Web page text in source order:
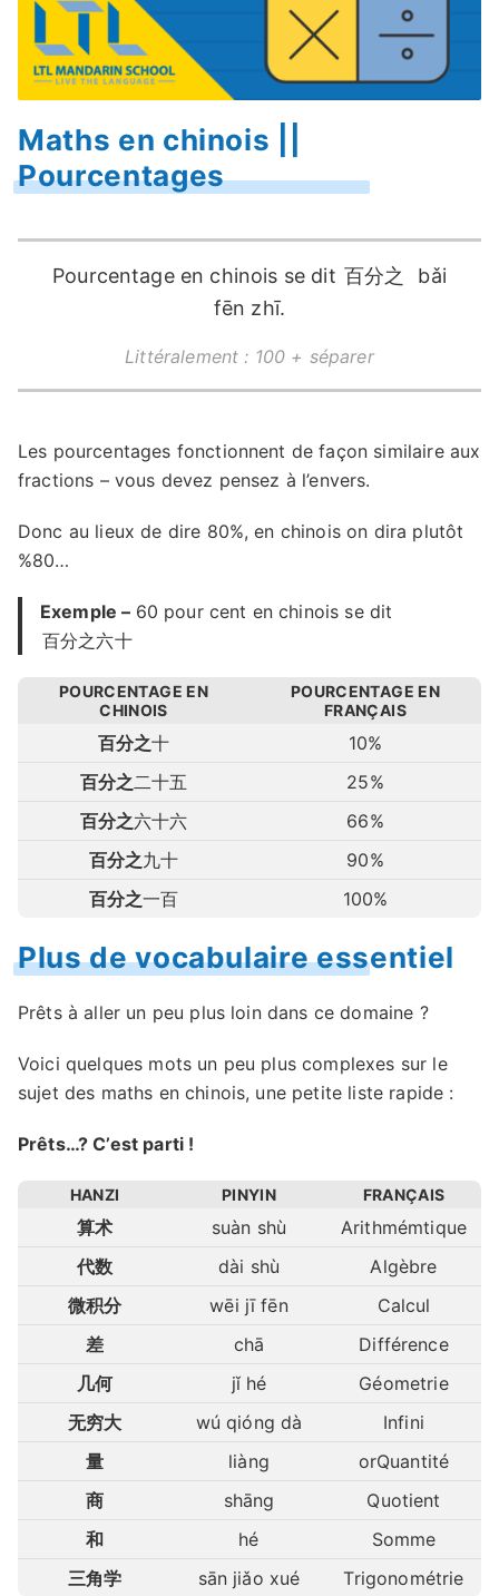
Maths en chinois ||
Pourcentages
Pourcentage en chinois se dit 百分之
bǎi
fēn zhī.
Littéralement : 100 + séparer
Les pourcentages fonctionnent de façon similaire aux
fractions – vous devez pensez à l’envers.
Donc au lieux de dire 80%, en chinois on dira plutôt
%80…
Exemple – 60 pour cent en chinois se dit
百分之六十
POURCENTAGE EN
CHINOIS
POURCENTAGE EN
FRANÇAIS
百分之十
10%
百分之二十五
25%
百分之六十六
66%
百分之九十
90%
百分之一百 100%
Plus de vocabulaire essentiel
Prêts à aller un peu plus loin dans ce domaine ?
Voici quelques mots un peu plus complexes sur le
sujet des maths en chinois, une petite liste rapide :
Prêts…? C’est parti !
HANZI PINYIN FRANÇAIS
算术 suàn shù
Arithmémtique
代数
dài shù
Algèbre
微积分
wēi jī fēn
Calcul
差
chā
Différence
几何
jǐ hé
Géometrie
无穷大
wú qióng dà
Infini
量
liàng
orQuantité
商
shāng
Quotient
和
hé
Somme
三角学
sān jiǎo xué Trigonométrie